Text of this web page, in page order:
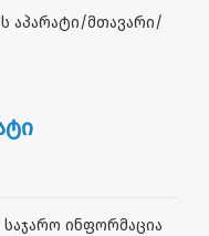
აპარატი/მთავარი/
საჯარო ინფორმაცია